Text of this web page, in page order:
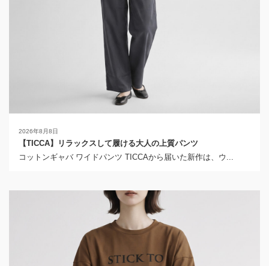
2026年8月8日
【TICCA】リラックスして履ける大人の上質パンツ
コットンギャバ ワイドパンツ TICCAから届いた新作は、ウ...